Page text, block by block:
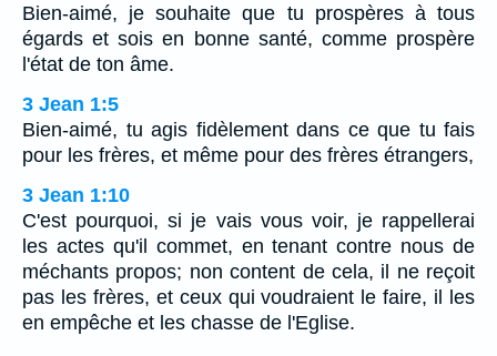
Bien-aimé, je souhaite que tu prospères à tous
égards et sois en bonne santé, comme prospère
l'état de ton âme.
3 Jean 1:5
Bien-aimé, tu agis fidèlement dans ce que tu fais
pour les frères, et même pour des frères étrangers,
3 Jean 1:10
C'est pourquoi, si je vais vous voir, je rappellerai
les actes qu'il commet, en tenant contre nous de
méchants propos; non content de cela, il ne reçoit
pas les frères, et ceux qui voudraient le faire, il les
en empêche et les chasse de l'Eglise.